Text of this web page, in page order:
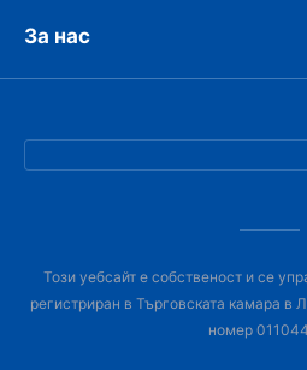
За нас
Този уебсайт е собственост и се
регистриран в Търговската камара в
номер